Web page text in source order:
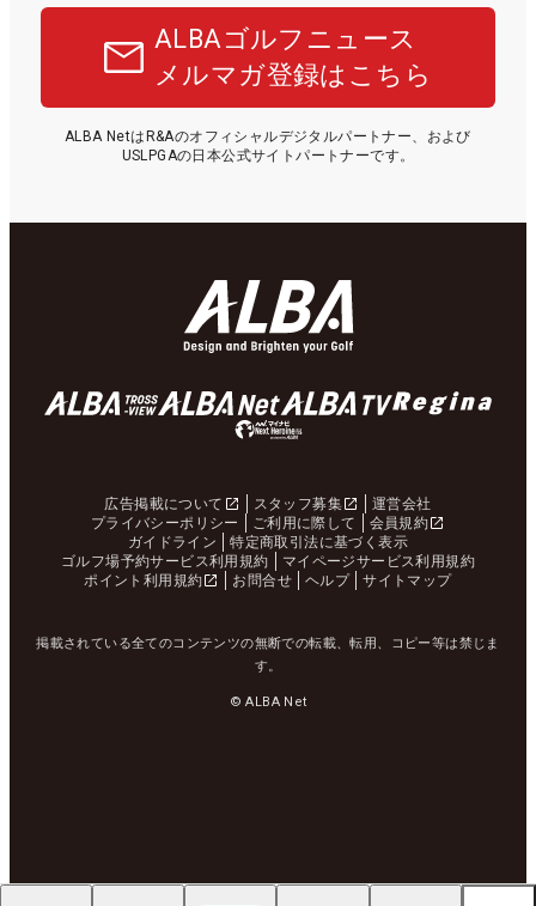
ALBAゴルフニュース
メルマガ登録はこちら
ALBA NetはR&Aのオフィシャルデジタルパートナー、および
USLPGAの日本公式サイトパートナーです。
広告掲載について スタッフ募集
運営会社
プライバシーポリシー
ご利用に際して
会員規約
ガイドライン
特定商取引法に基づく表示
ゴルフ場予約サービス利用規約
マイページサービス利用規約
ポイント利用規約
お問合せ ヘルプ サイトマップ
掲載されている全てのコンテンツの無断での転載、転用、コピー等は禁じま
す。
© ALBA Net